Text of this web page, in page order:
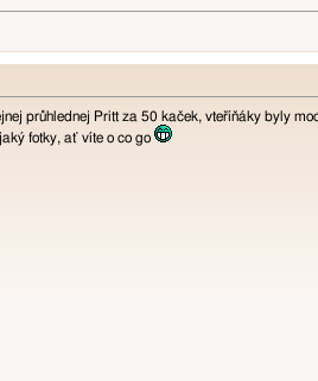
průhlednej Pritt za 50 kaček, vteříňáky byly
fotky, ať víte o co go